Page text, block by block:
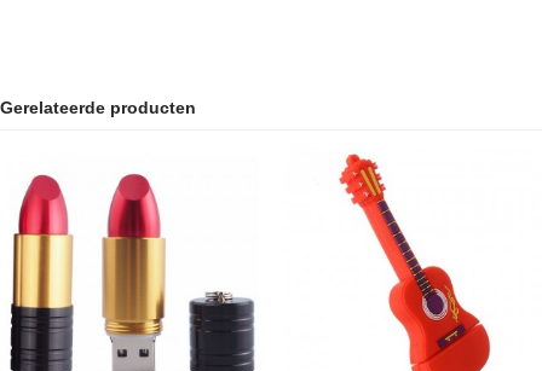
Gerelateerde producten